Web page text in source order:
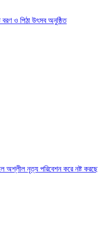
বরণ ও পিঠা উৎসব অনুষ্ঠিত
অশ্লীল নৃত্য পরিবেশন করে নষ্ট করছে